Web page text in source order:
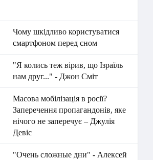
Чому шкідливо користуватися
смартфоном перед сном
"Я колись теж вірив, що Ізраїль
нам друг..." - Джон Сміт
Масова мобілізація в росії?
Заперечення пропагандонів, яке
нічого не заперечує – Джулія
Девіс
"Очень сложные дни" - Алексей